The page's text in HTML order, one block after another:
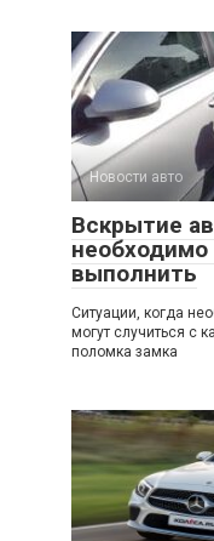
Новости авто
Вскрытие
необходимо
выполнить
Ситуации, когда
могут случиться с
поломка замка